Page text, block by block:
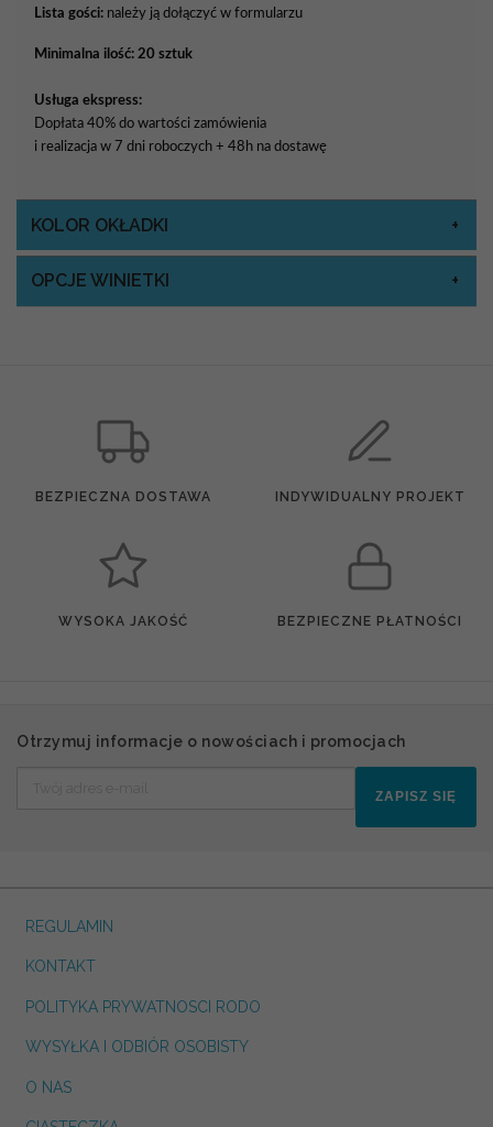
Lista gości: należy ją dołączyć w formularzu
Minimalna ilość: 20 sztuk
Usługa ekspress:
Dopłata 40% do wartości zamówienia
i realizacja w 7 dni roboczych + 48h na dostawę
KOLOR OKŁADKI
OPCJE WINIETKI
BEZPIECZNA DOSTAWA INDYWIDUALNY PROJEKT
WYSOKA JAKOŚĆ BEZPIECZNE PŁATNOŚCI
Otrzymuj informacje o nowościach i promocjach
ZAPISZ SIĘ
REGULAMIN
KONTAKT
POLITYKA PRYWATNOSCI RODO
WYSYŁKA I ODBIÓR OSOBISTY
O NAS